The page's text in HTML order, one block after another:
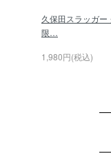
久保田スラッガー
限…
1,980円(税込)